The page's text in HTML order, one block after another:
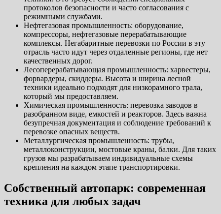
протоколов безопасности и часто согласования с
режимными службами.
Нефтегазовая промышленность: оборудование,
компрессоры, нефтегазовые перерабатывающие
комплексы. Негабаритные перевозки по России в эту
отрасль часто идут через отдаленные регионы, где нет
качественных дорог.
Лесоперерабатывающая промышленность: харвестеры,
форвардеры, скиддеры. Высота и ширина лесной
техники идеально подходят для низкорамного трала,
который мы предоставляем.
Химическая промышленность: перевозка заводов в
разобранном виде, емкостей и реакторов. Здесь важна
безупречная документация и соблюдение требований к
перевозке опасных веществ.
Металлургическая промышленность: трубы,
металлоконструкции, мостовые краны, балки. Для таких
грузов мы разрабатываем индивидуальные схемы
крепления на каждом этапе транспортировки.
Собственный автопарк: современная
техника для любых задач